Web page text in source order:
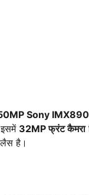
Sony IMX890
32MP फ्रंट कैमरा
लैस है।